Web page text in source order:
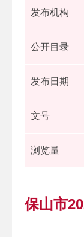
发布机构
公开目录
发布日期
文号
浏览量
保山市